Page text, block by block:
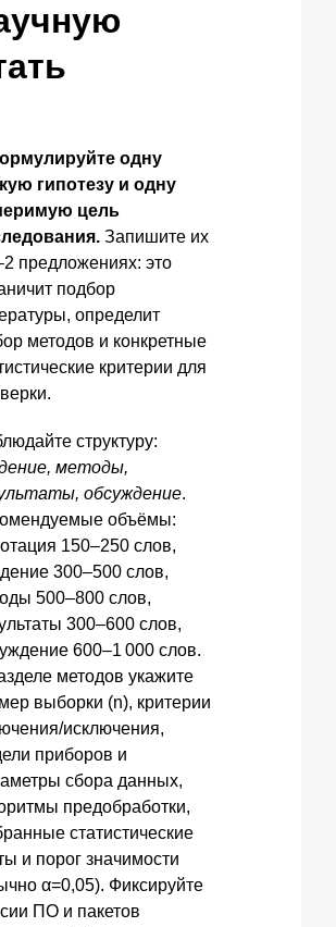
одну
гипотезу и одну
цель
Запишите их
предложениях: это
подбор
определит
методов и конкретные
критерии для
структуру:
методы,
обсуждение.
объёмы:
150–250 слов,
300–500 слов,
500–800 слов,
300–600 слов,
600–1 000 слов.
методов укажите
выборки (n), критерии
исключения,
приборов и
сбора данных,
предобработки,
статистические
и порог значимости
α=0,05). Фиксируйте
ПО и пакетов